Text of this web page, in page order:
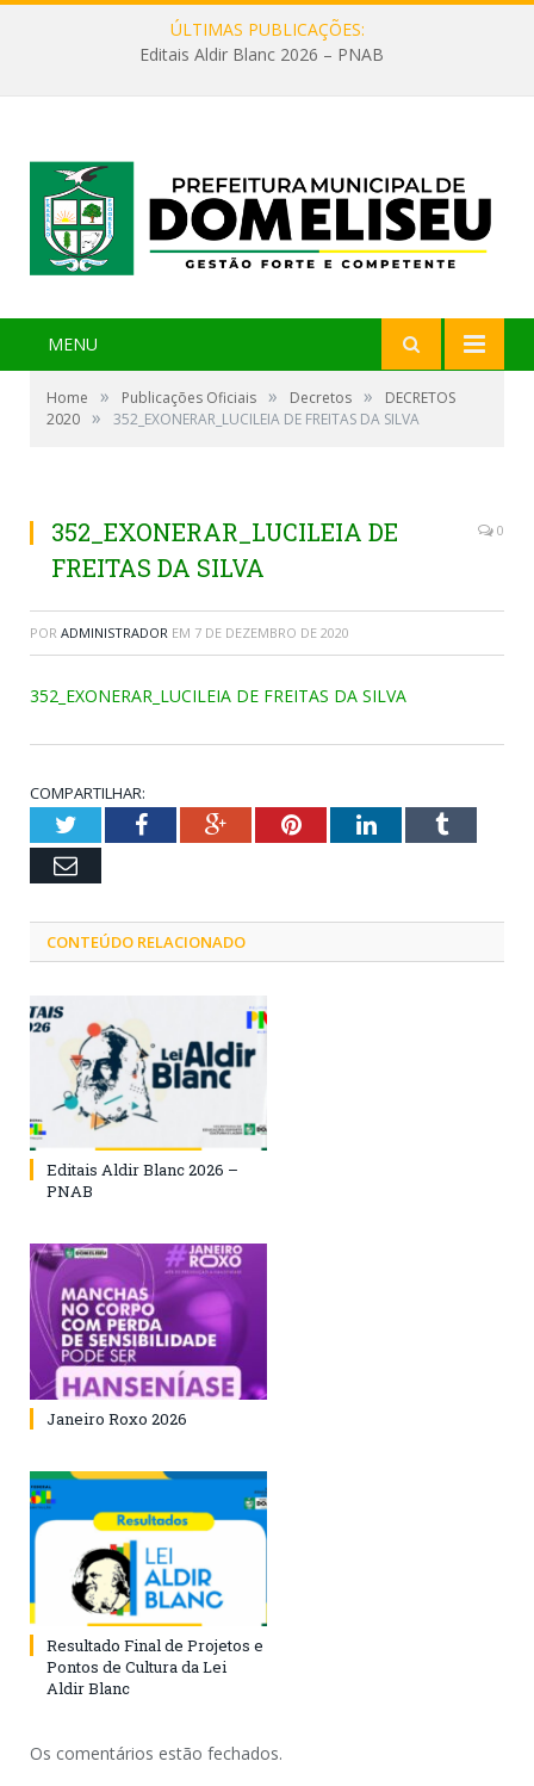
ÚLTIMAS PUBLICAÇÕES:
Editais Aldir Blanc 2026 – PNAB
MENU
Home » Publicações Oficiais » Decretos »
DECRETOS
2020 » 352_EXONERAR_LUCILEIA DE FREITAS DA SILVA
352_EXONERAR_LUCILEIA DE
FREITAS DA SILVA
0
POR ADMINISTRADOR EM 7 DE DEZEMBRO DE 2020
352_EXONERAR_LUCILEIA DE FREITAS DA SILVA
COMPARTILHAR:
TwitterFacebookGoogle+PinterestLinkedInTumblr
Email
CONTEÚDO RELACIONADO
Editais Aldir Blanc 2026 –
PNAB
Janeiro Roxo 2026
Resultado Final de Projetos e
Pontos de Cultura da Lei
Aldir Blanc
Os comentários estão fechados.